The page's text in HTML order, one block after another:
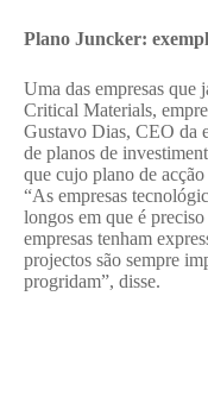
Plano Juncker:
Uma das empresas que
Critical Materials,
Gustavo Dias, CEO da
de planos de
que cujo plano de
“As empresas
longos em que é preciso
empresas tenham
projectos são sempre
progridam”, disse.